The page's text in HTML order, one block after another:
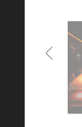
もどる